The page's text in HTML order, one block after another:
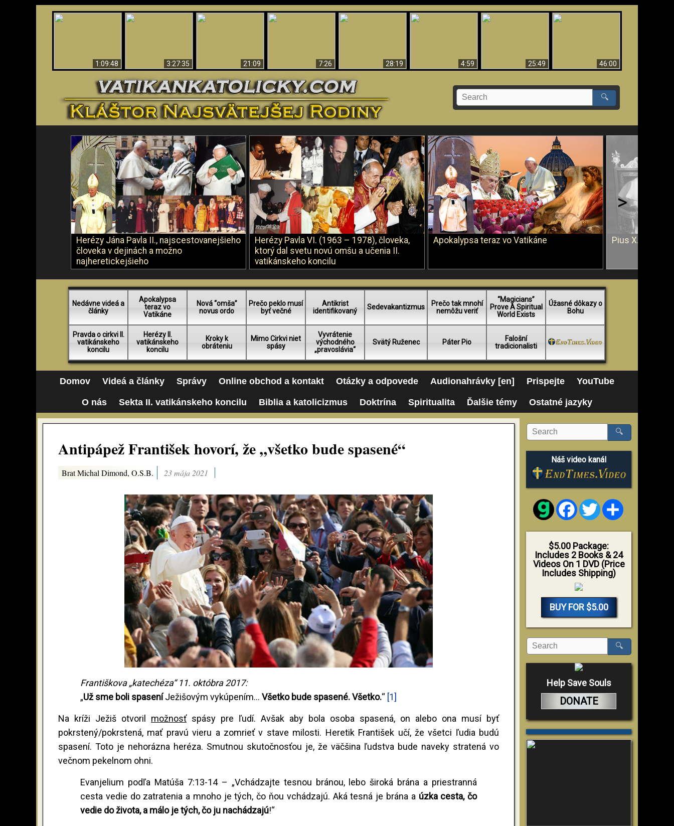
1:09:48 3:27:35
21:09
7:26 28:19
4:59
25:49 46:00
🔍
Herézy Jána Pavla II., najscestovanejšieho
človeka v dejinách a možno
najheretickejšieho
Herézy Pavla VI. (1963 – 1978), človeka,
ktorý dal svetu novú omšu a učenia II.
vatikánskeho koncilu
Apokalypsa teraz vo Vatikáne Pius X. vs. Ján
>
Nedávne videá a
články
Apokalypsa
teraz vo
Vatikáne
Nová “omša”
novus ordo
Prečo peklo musí
byť večné
Antikrist
identifikovaný
Sedevakantizmus
Prečo tak mnohí
nemôžu veriť
“Magicians”
Prove A Spiritual
World Exists
Úžasné dôkazy o
Bohu
Pravda o cirkvi II.
vatikánskeho
koncilu
Herézy II.
vatikánskeho
koncilu
Kroky k
obráteniu
Mimo Cirkvi niet
spásy
Vyvrátenie
východného
„pravoslávia“
Svätý Ruženec Páter Pio
Falošní
tradicionalisti
Domov Videá a články Správy Online obchod a kontakt Otázky a odpovede Audionahrávky [en] Prispejte YouTube
O nás Sekta II. vatikánskeho koncilu Biblia a katolicizmus Doktrína Spiritualita Ďalšie témy Ostatné jazyky
Antipápež František hovorí, že „všetko bude spasené“
Brat Michal Dimond, O.S.B. 23 mája 2021
Františkova „katechéza“ 11. októbra 2017:
„Už sme boli spaseníJežišovým vykúpením... Všetko bude spasené. Všetko.“ [1]
Na kríži Ježiš otvoril možnosťspásy pre ľudí. Avšak aby bola osoba spasená, on alebo ona musí byť
pokrstený/pokrstená, mať pravú vieru a zomrieť v stave milosti. Heretik František učí, že všetci ľudia budú
spasení. Toto je nehorázna heréza. Smutnou skutočnosťou je, že väčšina ľudstva bude naveky stratená vo
večnom pekelnom ohni.
Evanjelium podľa Matúša 7:13-14 – „Vchádzajte tesnou bránou, lebo široká brána a priestranná
cesta vedie do zatratenia a mnoho je tých, čo ňou vchádzajú. Aká tesná je brána a úzka cesta, čo
vedie do života, a málo je tých, čo ju nachádzajú!“
🔍
Náš video kanál
FacebookTwitter
$5.00 Package:
Includes 2 Books & 24
Videos On 1 DVD (Price
Includes Shipping)
BUY FOR $5.00
🔍
Help Save Souls
DONATE